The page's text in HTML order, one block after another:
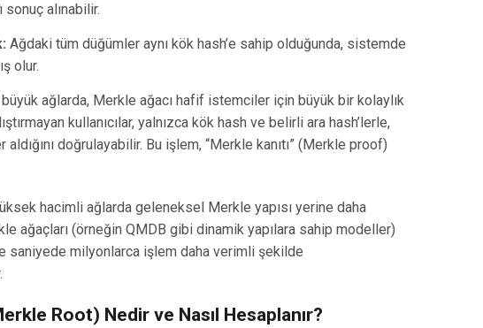
sonuç alınabilir.
Ağdaki tüm düğümler aynı kök hash’e sahip olduğunda, sistemde
olur.
ağlarda, Merkle ağacı hafif istemciler için büyük bir kolaylık
kullanıcılar, yalnızca kök hash ve belirli ara hash’lerle,
doğrulayabilir. Bu işlem, “Merkle kanıtı” (Merkle proof)
hacimli ağlarda geleneksel Merkle yapısı yerine daha
ağaçları (örneğin QMDB gibi dinamik yapılara sahip modeller)
saniyede milyonlarca işlem daha verimli şekilde
Root) Nedir ve Nasıl Hesaplanır?